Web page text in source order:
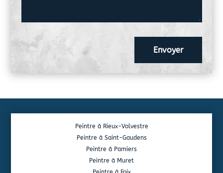
Envoyer
Peintre à Rieux-Volvestre
Peintre à Saint-Gaudens
Peintre à Pamiers
Peintre à Muret